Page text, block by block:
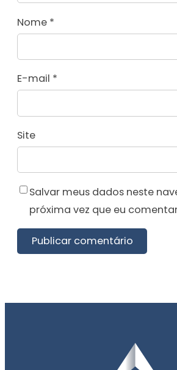
Nome *
E-mail *
Site
Salvar meus dados neste
próxima vez que eu